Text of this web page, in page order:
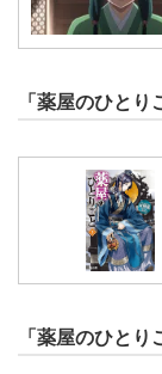
「薬屋のひと
「薬屋のひと